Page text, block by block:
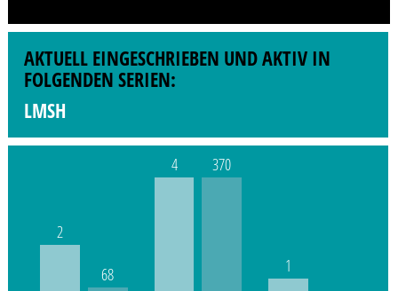
AKTUELL EINGESCHRIEBEN UND AKTIV IN
FOLGENDEN SERIEN:
LMSH
2
68
4 370
1